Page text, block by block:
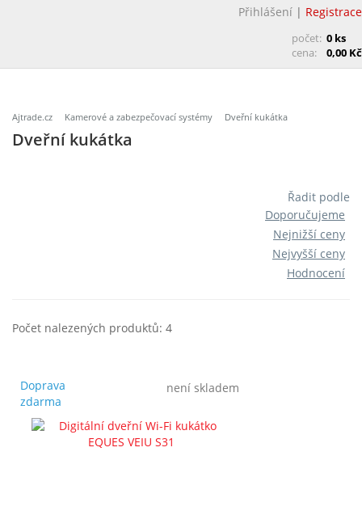
Přihlášení| Registrace
počet: 0 ks
cena:
0,00 Kč
Ajtrade.cz Kamerové a zabezpečovací systémy Dveřní kukátka
Dveřní kukátka
Řadit podle
Doporučujeme
Nejnižší ceny
Nejvyšší ceny
Hodnocení
Počet nalezených produktů: 4
Doprava
zdarma
není skladem